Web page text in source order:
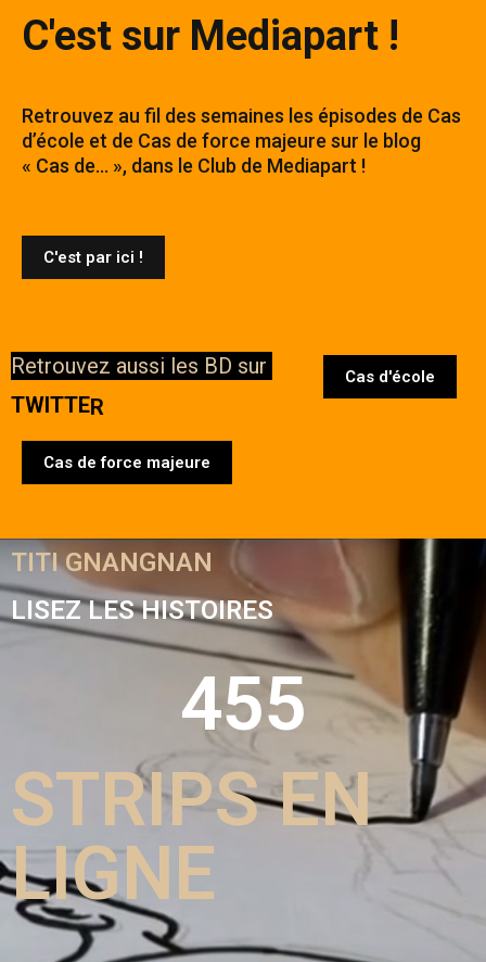
C'est sur Mediapart !
Retrouvez au fil des semaines les épisodes de Cas
d’école et de Cas de force majeure sur le blog
« Cas de… », dans le Club de Mediapart !
C'est par ici !
Retrouvez aussi les BD sur
TWITTER
Cas d'école
Cas de force majeure
TITI GNANGNAN
LISEZ LES HISTOIRES
455
STRIPS EN
LIGNE